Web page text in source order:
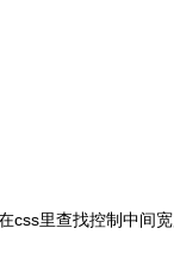
css里查找控制中间